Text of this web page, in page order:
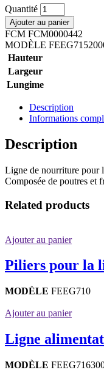
Quantité
Ajouter au panier
FCM FCM0000442
MODÈLE
Hauteur
Largeur
Lungime
Description
Informations
Description
Ligne de nourriture pour
Composée de poutres et
Related products
Ajouter au panier
Piliers pour la
MODÈLE FEEG710
Ajouter au panier
Ligne
MODÈLE